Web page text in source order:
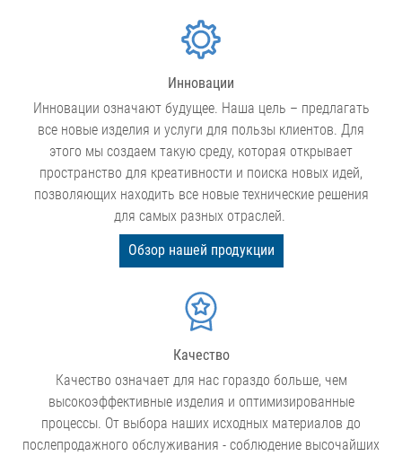
Инновации
Инновации означают будущее. Наша цель – предлагать
все новые изделия и услуги для пользы клиентов. Для
этого мы создаем такую среду, которая открывает
пространство для креативности и поиска новых идей,
позволяющих находить все новые технические решения
для самых разных отраслей.
Обзор нашей продукции
Качество
Качество означает для нас гораздо больше, чем
высокоэффективные изделия и оптимизированные
процессы. От выбора наших исходных материалов до
послепродажного обслуживания - соблюдение высочайших